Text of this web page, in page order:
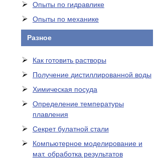
Опыты по гидравлике
Опыты по механике
Разное
Как готовить растворы
Получение дистиллированной воды
Химическая посуда
Определение температуры
плавления
Секрет булатной стали
Компьютерное моделирование и
мат. обработка результатов